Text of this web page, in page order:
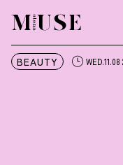
オトナミュー
BEAUTY WED.11.08